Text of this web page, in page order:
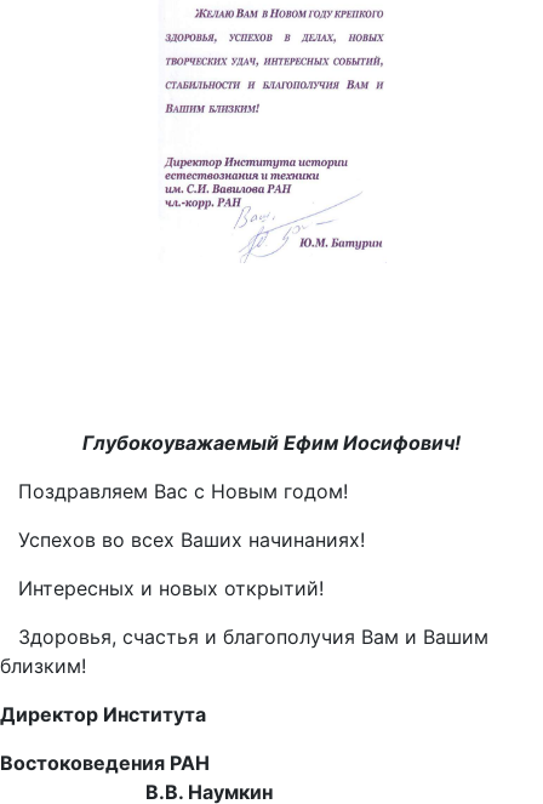
Глубокоуважаемый Ефим Иосифович!
Поздравляем Вас с Новым годом!
Успехов во всех Ваших начинаниях!
Интересных и новых открытий!
Здоровья, счастья и благополучия Вам и Вашим
близким!
Директор Института
Востоковедения РАН
В.В. Наумкин